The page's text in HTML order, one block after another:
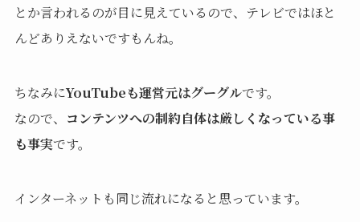
とか言われるのが目に見えているので、テレビではほと
んどありえないですもんね。
ちなみにYouTubeも運営元はグーグルです。
なので、 コンテンツへの制約自体は厳しくなっている事
も事実です。
インターネットも同じ流れになると思っています。